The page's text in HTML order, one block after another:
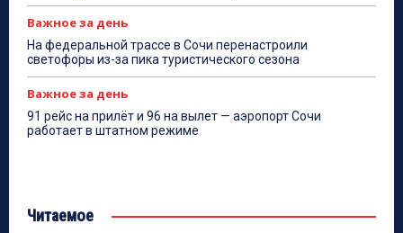
Важное за день
На федеральной трассе в Сочи перенастроили
светофоры из-за пика туристического сезона
Важное за день
91 рейс на прилёт и 96 на вылет — аэропорт Сочи
работает в штатном режиме
Читаемое